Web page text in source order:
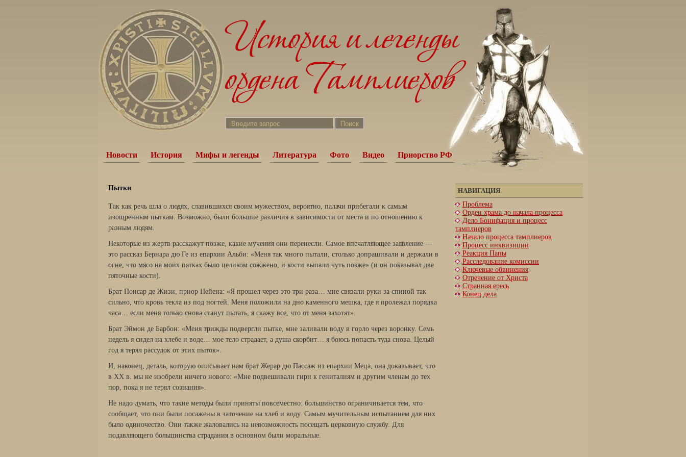
Новости История Мифы и легенды Литература Фото Видео Приорство РФ
Пытки
Так как речь шла о людях, славившихся своим мужеством, вероятно, палачи прибегали к самым
изощренным пыткам. Возможно, были большие различия в зависимости от места и по отношению к
разным людям.
Некоторые из жертв расскажут позже, какие мучения они перенесли. Самое впечатляющее заявление —
это рассказ Бернара дю Ге из епархии Альби: «Меня так много пытали, столько допрашивали и держали в
огне, что мясо на моих пятках было целиком сожжено, и кости выпали чуть позже» (и он показывал две
пяточные кости).
Брат Понсар де Жизи, приор Пейена: «Я прошел через это три раза… мне связали руки за спиной так
сильно, что кровь текла из под ногтей. Меня положили на дно каменного мешка, где я пролежал порядка
часа… если меня только снова станут пытать, я скажу все, что от меня захотят».
Брат Эймон де Барбон: «Меня трижды подвергли пытке, мне заливали воду в горло через воронку. Семь
недель я сидел на хлебе и воде… мое тело страдает, а душа скорбит… я боюсь попасть туда снова. Целый
год я терял рассудок от этих пыток».
И, наконец, деталь, которую описывает нам брат Жерар дю Пассаж из епархии Меца, она доказывает, что
в XX в. мы не изобрели ничего нового: «Мне подвешивали гири к гениталиям и другим членам до тех
пор, пока я не терял сознания».
Не надо думать, что такие методы были приняты повсеместно: большинство ограничивается тем, что
сообщает, что они были посажены в заточение на хлеб и воду. Самым мучительным испытанием для них
было одиночество. Они также жаловались на невозможность посещать церковную службу. Для
подавляющего большинства страдания в основном были моральные.
НАВИГАЦИЯ
Проблема
Орден храма до начала процесса
Дело Бонифация и процесс
тамплиеров
Начало процесса тамплиеров
Процесс инквизиции
Реакция Папы
Расследование комиссии
Ключевые обвинения
Отречение от Христа
Странная ересь
Конец дела